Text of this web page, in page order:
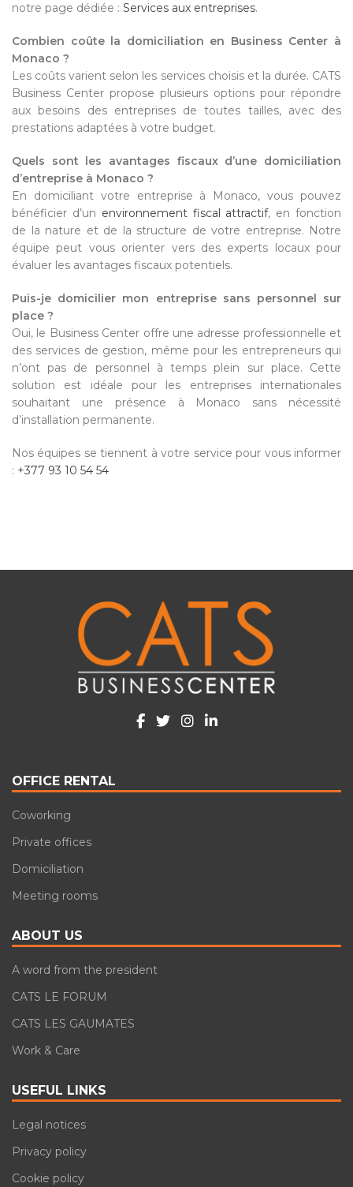
notre page dédiée : Services aux entreprises.
Combien coûte la domiciliation en Business Center à
Monaco ?
Les coûts varient selon les services choisis et la durée. CATS
Business Center propose plusieurs options pour répondre
aux besoins des entreprises de toutes tailles, avec des
prestations adaptées à votre budget.
Quels sont les avantages fiscaux d’une domiciliation
d’entreprise à Monaco ?
En domiciliant votre entreprise à Monaco, vous pouvez
bénéficier d’un environnement fiscal attractif, en fonction
de la nature et de la structure de votre entreprise. Notre
équipe peut vous orienter vers des experts locaux pour
évaluer les avantages fiscaux potentiels.
Puis-je domicilier mon entreprise sans personnel sur
place ?
Oui, le Business Center offre une adresse professionnelle et
des services de gestion, même pour les entrepreneurs qui
n’ont pas de personnel à temps plein sur place. Cette
solution est idéale pour les entreprises internationales
souhaitant une présence à Monaco sans nécessité
d’installation permanente.
Nos équipes se tiennent à votre service pour vous informer
: +377 93 10 54 54
OFFICE RENTAL
Coworking
Private offices
Domiciliation
Meeting rooms
ABOUT US
A word from the president
CATS LE FORUM
CATS LES GAUMATES
Work & Care
USEFUL LINKS
Legal notices
Privacy policy
Cookie policy